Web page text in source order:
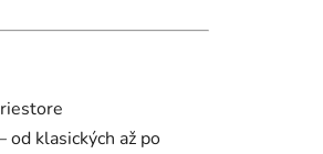
klasických až po